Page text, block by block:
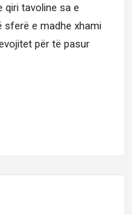
qiri tavoline sa e
sferë e madhe xhami
për të pasur